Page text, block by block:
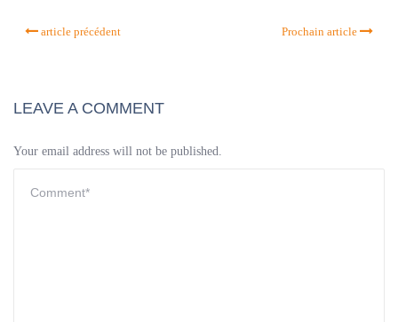
article précédent Prochain article
LEAVE A COMMENT
Your email address will not be published.